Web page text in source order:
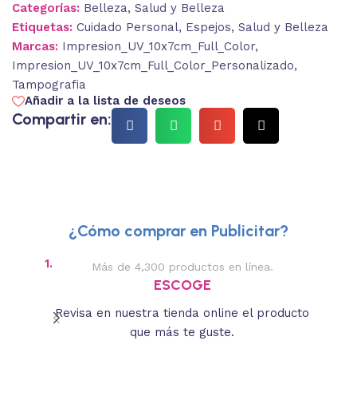
Categorías: Belleza, Salud y Belleza
Etiquetas: Cuidado Personal, Espejos, Salud y Belleza
Marcas: Impresion_UV_10x7cm_Full_Color,
Impresion_UV_10x7cm_Full_Color_Personalizado,
Tampografia
Añadir a la lista de deseos
Compartir en:
¿Cómo comprar en Publicitar?
1. Más de 4,300 productos en línea.
ESCOGE
Revisa en nuestra tienda online el producto
que más te guste.